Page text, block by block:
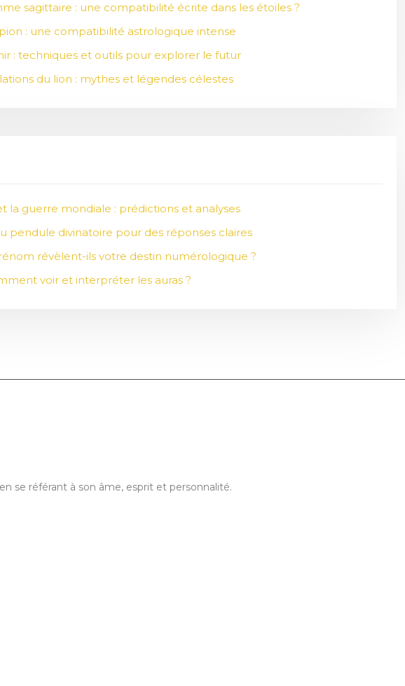
sagittaire : une compatibilité écrite dans les étoiles ?
: une compatibilité astrologique intense
: techniques et outils pour explorer le futur
du lion : mythes et légendes célestes
la guerre mondiale : prédictions et analyses
pendule divinatoire pour des réponses claires
révèlent-ils votre destin numérologique ?
voir et interpréter les auras ?
se référant à son âme, esprit et personnalité.